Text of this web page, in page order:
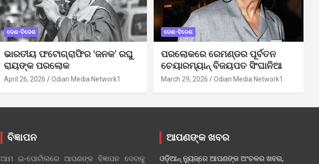
ଦେଶ-ବିଦେଶ
ଭାରତୀୟ ଫଟୋଗ୍ରାଫିର ‘ଜନକ’ ରଘୁ
ରାୟଙ୍କ ପରଲୋକ
April 26, 2026 Odian Media Network1
ଦେଶ-ବିଦେଶ
ପରଲୋକରେ ରେମଣ୍ଡର ପୂର୍ବତନ
ଚେୟାରମ୍ୟାନ୍ ବିଜୟପତ ସିଂଘାନିଆ
March 29, 2026 Odian Media Network1
ବିଜ୍ଞାପନ
ଆମ ଇ-ପୋର୍ଟାଲରେ ଆପଣଙ୍କ ବିଜ୍ଞାପନ ଦେବାକୁ
ଆପଣଙ୍କ ଖବର
ଓଡ଼ିଆନ୍ ନ୍ୟୁଜ୍‌ରେ ଆପଣଙ୍କ ଅଂଚଳର ଖବର,